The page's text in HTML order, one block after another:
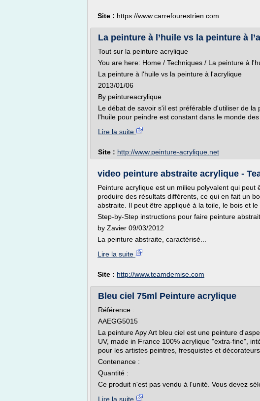
Site : https://www.carrefourestrien.com
La peinture à l’huile vs la peinture à
Tout sur la peinture acrylique
You are here: Home / Techniques / La peinture à
La peinture à l'huile vs la peinture à l'acrylique
2013/01/06
By peintureacrylique
Le débat de savoir s'il est préférable d'utiliser de
l'huile pour peindre est constant dans le monde
Lire la suite
Site : http://www.peinture-acrylique.net
video peinture abstraite acrylique -
Peinture acrylique est un milieu polyvalent qui
produire des résultats différents, ce qui en fait un
abstraite. Il peut être appliqué à la toile, le bois et
Step-by-Step instructions pour faire peinture
by Zavier 09/03/2012
La peinture abstraite, caractérisé...
Lire la suite
Site : http://www.teamdemise.com
Bleu ciel 75ml Peinture acrylique
Référence :
AAEGG5015
La peinture Apy Art bleu ciel est une peinture
UV, made in France 100% acrylique "extra-fine",
pour les artistes peintres, fresquistes et
Contenance :
Quantité :
Ce produit n'est pas vendu à l'unité. Vous devez
Lire la suite